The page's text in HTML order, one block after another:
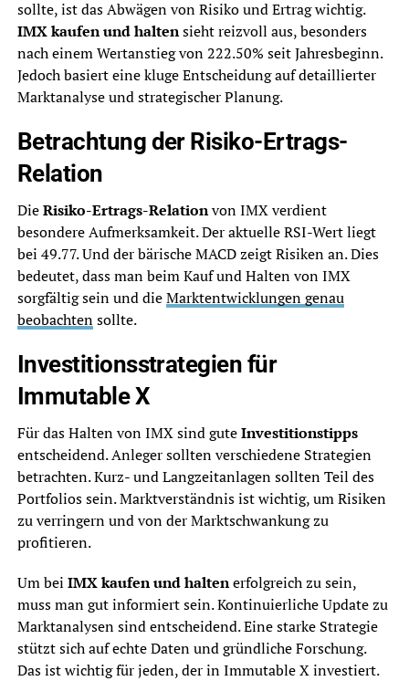
sollte, ist das Abwägen von Risiko und Ertrag wichtig.
IMX kaufen und haltensieht reizvoll aus, besonders
nach einem Wertanstieg von 222.50% seit Jahresbeginn.
Jedoch basiert eine kluge Entscheidung auf detaillierter
Marktanalyse und strategischer Planung.
Betrachtung der Risiko-Ertrags-
Relation
DieRisiko-Ertrags-Relationvon IMX verdient
besondere Aufmerksamkeit. Der aktuelle RSI-Wert liegt
bei 49.77. Und der bärische MACD zeigt Risiken an. Dies
bedeutet, dass man beim Kauf und Halten von IMX
sorgfältig sein und dieMarktentwicklungen genau
beobachtensollte.
Investitionsstrategien für
Immutable X
Für das Halten von IMX sind guteInvestitionstipps
entscheidend. Anleger sollten verschiedene Strategien
betrachten. Kurz- und Langzeitanlagen sollten Teil des
Portfolios sein. Marktverständnis ist wichtig, um Risiken
zu verringern und von der Marktschwankung zu
profitieren.
Um bei IMX kaufen und haltenerfolgreich zu sein,
muss man gut informiert sein. Kontinuierliche Update zu
Marktanalysen sind entscheidend. Eine starke Strategie
stützt sich auf echte Daten und gründliche Forschung.
Das ist wichtig für jeden, der in Immutable X investiert.